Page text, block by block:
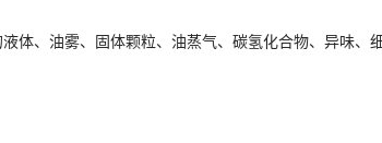
体、油雾、固体颗粒、油蒸气、碳氢化合物、异味、